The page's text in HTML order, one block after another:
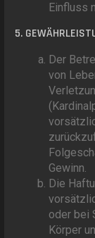
Einfluss
5.
Der
von
Gewinn.
Die
oder bei
Körper